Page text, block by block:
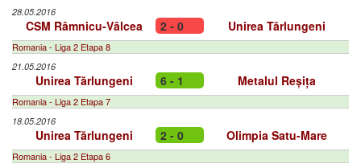
28.05.2016
CSM Râmnicu-Vâlcea 2 - 0 Unirea Tărlungeni
Romania - Liga 2 Etapa 8
21.05.2016
Unirea Tărlungeni 6 - 1 Metalul Reșița
Romania - Liga 2 Etapa 7
18.05.2016
Unirea Tărlungeni 2 - 0 Olimpia Satu-Mare
Romania - Liga 2 Etapa 6